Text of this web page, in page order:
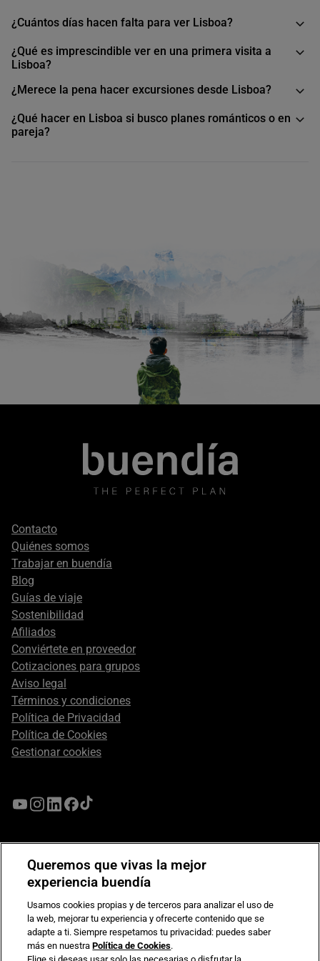
¿Cuántos días hacen falta para ver Lisboa?
¿Qué es imprescindible ver en una primera visita a
Lisboa?
¿Merece la pena hacer excursiones desde Lisboa?
¿Qué hacer en Lisboa si busco planes románticos o en
pareja?
Footer
secondary
Contacto
Quiénes somos
Trabajar en buendía
Blog
Guías de viaje
Sostenibilidad
Afiliados
Conviértete en proveedor
Cotizaciones para grupos
Aviso legal
Términos y condiciones
Política de Privacidad
Política de Cookies
Gestionar cookies
Compromiso de seguridad en pagos electrónicos
Queremos que vivas la mejor
experiencia buendía
Usamos cookies propias y de terceros para analizar el uso de
la web, mejorar tu experiencia y ofrecerte contenido que se
adapte a ti. Siempre respetamos tu privacidad: puedes saber
más en nuestraPolítica de Cookies.